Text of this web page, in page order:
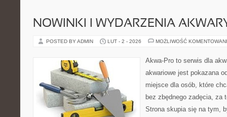
NOWINKI I WYDARZENIA
POSTED BY ADMIN LUT - 2 - 2026 MOŻLIWOŚĆ
Akwa-Pro to serwis dla
akwariowe jest pokazana
miejsce dla osób, które
bez zbędnego zadęcia, za
Strona skupia się na tym,